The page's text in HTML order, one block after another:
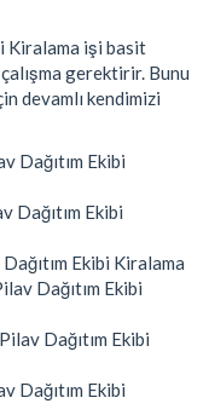
Kiralama işi basit
gerektirir. Bunu
devamlı kendimizi
Dağıtım Ekibi
Dağıtım Ekibi
Ekibi Kiralama
Dağıtım Ekibi
Dağıtım Ekibi
Dağıtım Ekibi